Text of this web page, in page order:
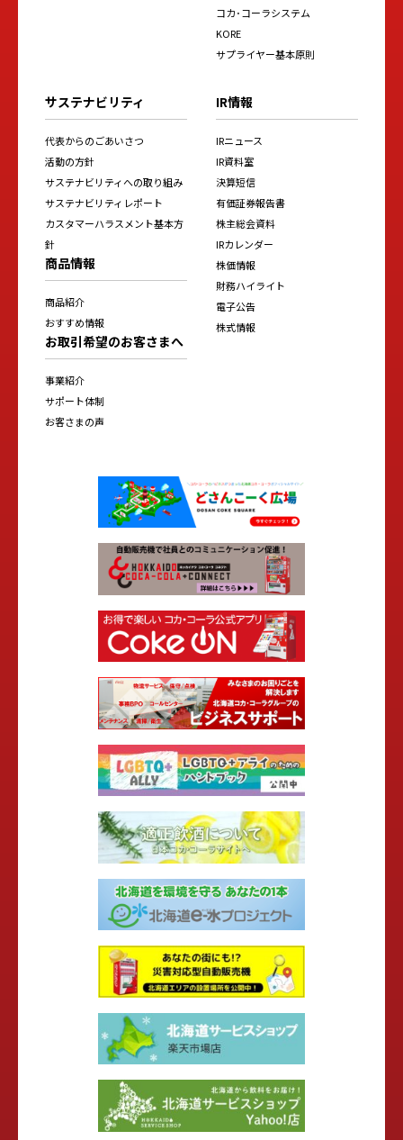
コカ･コーラシステム
KORE
サプライヤー基本原則
サステナビリティ
代表からのごあいさつ
活動の方針
サステナビリティへの取り組み
サステナビリティレポート
カスタマーハラスメント基本方
針
商品情報
商品紹介
おすすめ情報
お取引希望のお客さまへ
事業紹介
サポート体制
お客さまの声
IR情報
IRニュース
IR資料室
決算短信
有価証券報告書
株主総会資料
IRカレンダー
株価情報
財務ハイライト
電子公告
株式情報